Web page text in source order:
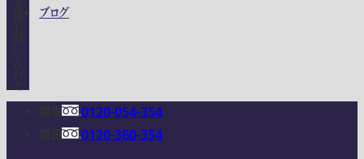
ブログ
0120-054-354
0120-360-354